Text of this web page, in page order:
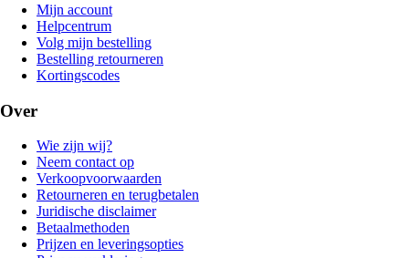
Mijn account
Helpcentrum
Volg mijn bestelling
Bestelling retourneren
Kortingscodes
Over
Wie zijn wij?
Neem contact op
Verkoopvoorwaarden
Retourneren en terugbetalen
Juridische disclaimer
Betaalmethoden
Prijzen en leveringsopties